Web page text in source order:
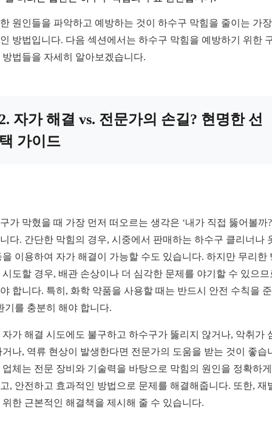
원인들을 파악하고 예방하는 것이 하수구 막힘을 줄이는 가
방법입니다. 다음 섹션에서는 하수구 막힘을 예방하기 위한
방법들을 자세히 알아보겠습니다.
자가 해결 vs. 전문가의 손길? 현명한 선
가이드
가 막혔을 때 가장 먼저 떠오르는 생각은 ‘내가 직접 뚫어볼까
다. 간단한 막힘의 경우, 시중에서 판매하는 하수구 클리너나
을 이용하여 자가 해결이 가능할 수도 있습니다. 하지만 무리한
시도할 경우, 배관 손상이나 더 심각한 문제를 야기할 수 있으므
합니다. 특히, 화학 약품을 사용할 때는 반드시 안전 수칙을
기를 충분히 해야 합니다.
자가 해결 시도에도 불구하고 하수구가 뚫리지 않거나, 악취가
거나, 역류 현상이 발생한다면 전문가의 도움을 받는 것이 좋습
업체는 전문 장비와 기술력을 바탕으로 막힘의 원인을 정확하
, 안전하고 효과적인 방법으로 문제를 해결해줍니다. 또한, 재
위한 근본적인 해결책을 제시해 줄 수 있습니다.